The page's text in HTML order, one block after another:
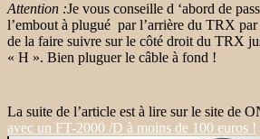
Attention :Je vous conseille d ‘abord de
l’embout à plugué par l’arrière du TRX par
de la faire suivre sur le côté droit du TRX
« H ». Bien pluguer le câble à fond !
La suite de l’article est à lire sur le site de
avec un FT-2000 /D à moins de 100 euros !